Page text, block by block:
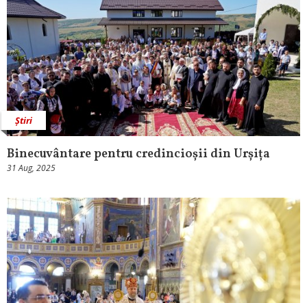
Știri
Binecuvântare pentru credincioșii din Urșița
31 Aug, 2025